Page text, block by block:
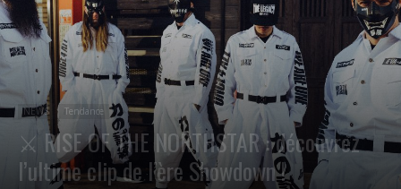
NEWS Tendance
⚔ RISE OF THE NORTHSTAR : découvrez
l’ultime clip de l’ère Showdown !